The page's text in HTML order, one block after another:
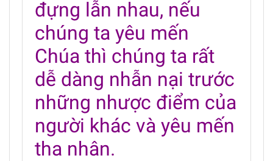
đựng lẫn nhau, nếu
chúng ta yêu mến
Chúa thì chúng ta rất
dễ dàng nhẫn nại trước
những nhược điểm của
người khác và yêu mến
tha nhân.